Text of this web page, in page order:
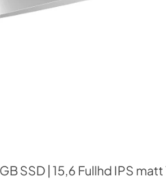
SSD | 15,6 Fullhd IPS